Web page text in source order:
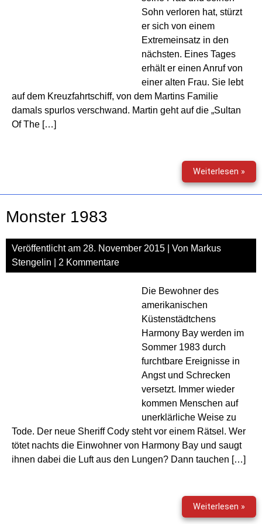
Sohn verloren hat, stürzt
er sich von einem
Extremeinsatz in den
nächsten. Eines Tages
erhält er einen Anruf von
einer alten Frau. Sie lebt
auf dem Kreuzfahrtschiff, von dem Martins Familie
damals spurlos verschwand. Martin geht auf die „Sultan
Of The […]
Weiterlesen »
23
–
Monster 1983
Veröffentlicht am 28. November 2015 | Von Markus
Stengelin
2 Kommentare
Die Bewohner des
amerikanischen
Küstenstädtchens
Harmony Bay werden im
Sommer 1983 durch
furchtbare Ereignisse in
Angst und Schrecken
versetzt. Immer wieder
kommen Menschen auf
unerklärliche Weise zu
Tode. Der neue Sheriff Cody steht vor einem Rätsel. Wer
tötet nachts die Einwohner von Harmony Bay und saugt
ihnen dabei die Luft aus den Lungen? Dann tauchen […]
Weiterlesen »